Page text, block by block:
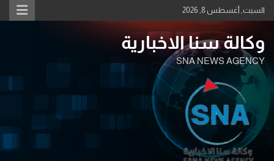
Skip
to
السبت, أغسطس 8, 2026
وكالة سنا الاخبارية
SNA NEWS AGENCY